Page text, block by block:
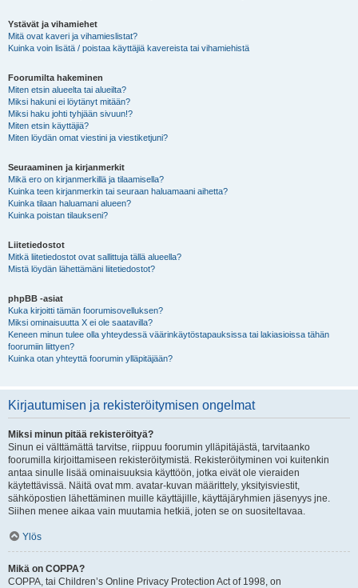
Ystävät ja vihamiehet
Mitä ovat kaveri ja vihamieslistat?
Kuinka voin lisätä / poistaa käyttäjiä kavereista tai vihamiehistä
Foorumilta hakeminen
Miten etsin alueelta tai alueilta?
Miksi hakuni ei löytänyt mitään?
Miksi haku johti tyhjään sivuun!?
Miten etsin käyttäjiä?
Miten löydän omat viestini ja viestiketjuni?
Seuraaminen ja kirjanmerkit
Mikä ero on kirjanmerkillä ja tilaamisella?
Kuinka teen kirjanmerkin tai seuraan haluamaani aihetta?
Kuinka tilaan haluamani alueen?
Kuinka poistan tilaukseni?
Liitetiedostot
Mitkä liitetiedostot ovat sallittuja tällä alueella?
Mistä löydän lähettämäni liitetiedostot?
phpBB -asiat
Kuka kirjoitti tämän foorumisovelluksen?
Miksi ominaisuutta X ei ole saatavilla?
Keneen minun tulee olla yhteydessä väärinkäytöstapauksissa tai lakiasioissa tähän
foorumiin liittyen?
Kuinka otan yhteyttä foorumin ylläpitäjään?
Kirjautumisen ja rekisteröitymisen ongelmat
Miksi minun pitää rekisteröityä?
Sinun ei välttämättä tarvitse, riippuu foorumin ylläpitäjästä, tarvitaanko
foorumilla kirjoittamiseen rekisteröitymistä. Rekisteröityminen voi kuitenkin
antaa sinulle lisää ominaisuuksia käyttöön, jotka eivät ole vieraiden
käytettävissä. Näitä ovat mm. avatar-kuvan määrittely, yksityisviestit,
sähköpostien lähettäminen muille käyttäjille, käyttäjäryhmien jäsenyys jne.
Siihen menee aikaa vain muutamia hetkiä, joten se on suositeltavaa.
Ylös
Mikä on COPPA?
COPPA, tai Children’s Online Privacy Protection Act of 1998, on